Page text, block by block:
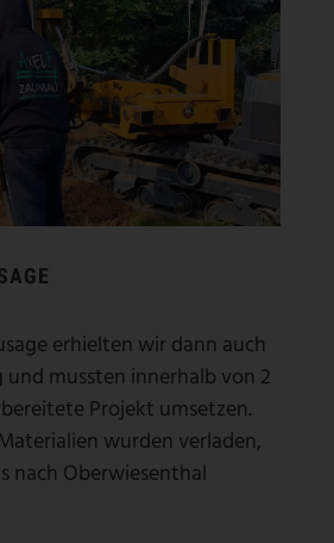
erhielten wir dann auch
mussten innerhalb von 2
Projekt umsetzen.
wurden verladen,
nach Oberwiesenthal